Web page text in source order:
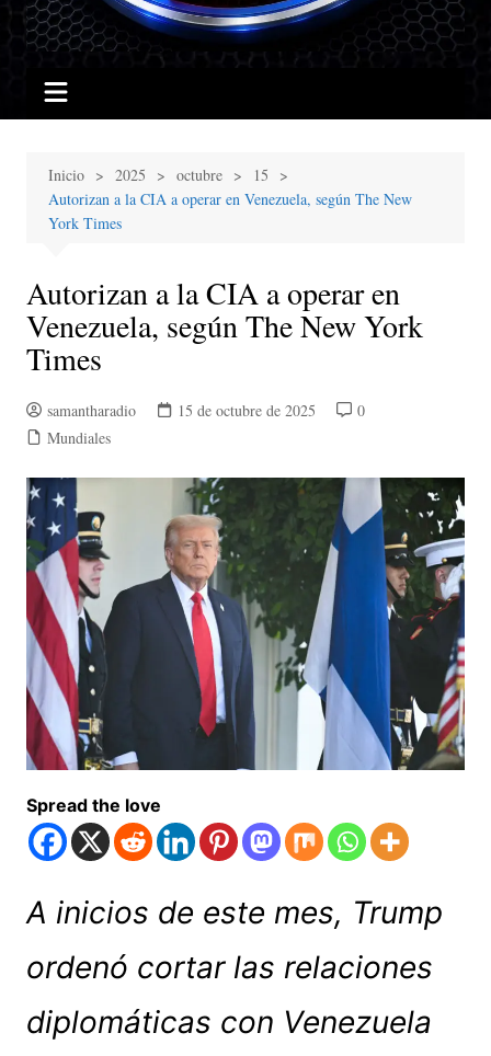
Inicio 2025 octubre
15
Autorizan a la CIA a operar en Venezuela, según The New
York Times
Autorizan a la CIA a operar en
Venezuela, según The New York
Times
samantharadio 15 de octubre de 2025
0
Mundiales
Spread the love
A inicios de este mes, Trump
ordenó cortar las relaciones
diplomáticas con Venezuela